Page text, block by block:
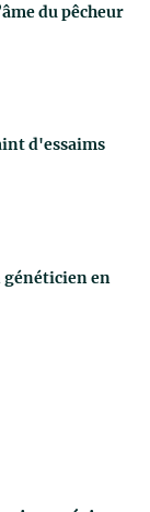
du pêcheur
d'essaims
en